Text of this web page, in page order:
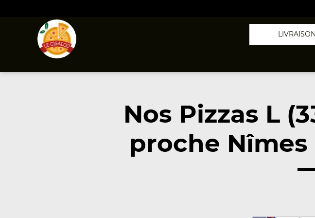
LIVRAISON
Nos Pizzas L
proche Nîmes